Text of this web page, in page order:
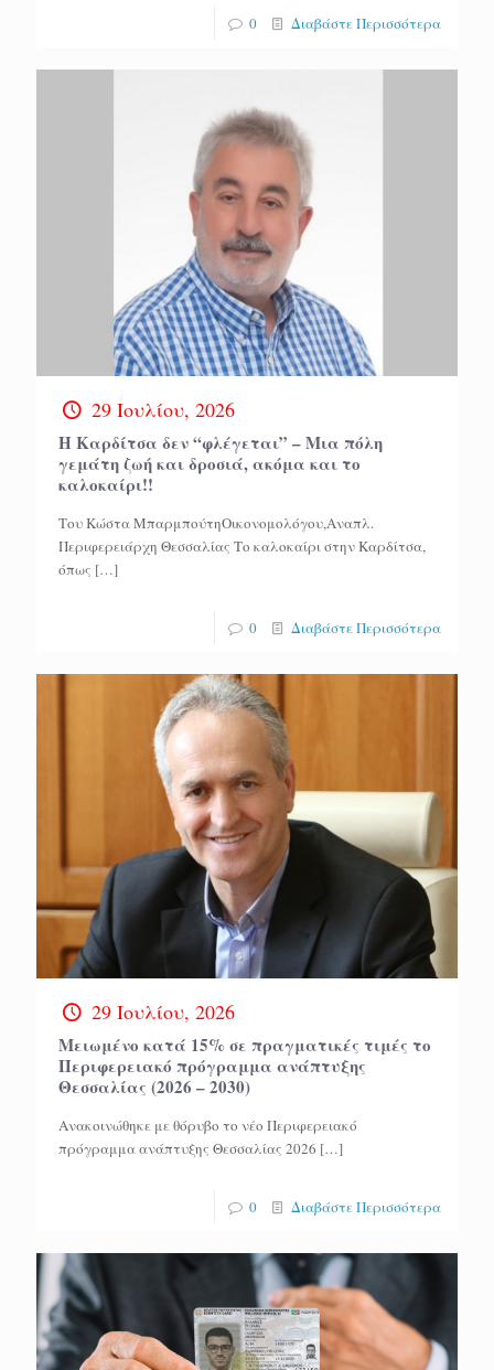
0 Διαβάστε Περισσότερα
29 Ιουλίου, 2026
Η Καρδίτσα δεν “φλέγεται” – Μια πόλη
γεμάτη ζωή και δροσιά, ακόμα και το
καλοκαίρι!!
Του Κώστα ΜπαρμπούτηΟικονομολόγου,Αναπλ.
Περιφερειάρχη Θεσσαλίας Το καλοκαίρι στην Καρδίτσα,
όπως […]
0 Διαβάστε Περισσότερα
29 Ιουλίου, 2026
Μειωμένο κατά 15% σε πραγματικές τιμές το
Περιφερειακό πρόγραμμα ανάπτυξης
Θεσσαλίας (2026 – 2030)
Ανακοινώθηκε με θόρυβο το νέο Περιφερειακό
πρόγραμμα ανάπτυξης Θεσσαλίας 2026 […]
0 Διαβάστε Περισσότερα